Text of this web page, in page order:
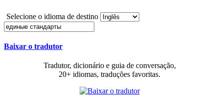
Selecione o idioma de destino
Baixar o tradutor
Tradutor, dicionário e guia de conversação,
20+ idiomas, traduções favoritas.